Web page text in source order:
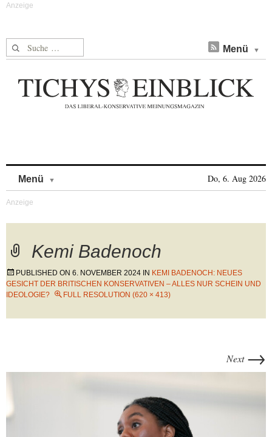
Suche nach: Menü
Menü Do, 6. Aug 2026
Kemi Badenoch
PUBLISHED ON 6. NOVEMBER 2024 IN KEMI BADENOCH: NEUES
GESICHT DER BRITISCHEN KONSERVATIVEN – ALLES NUR SCHEIN UND
IDEOLOGIE?
FULL RESOLUTION (620 × 413)
Next →